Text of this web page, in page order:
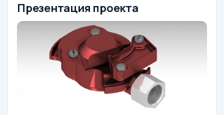
Презентация проекта